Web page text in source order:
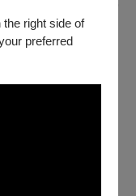
the right side of
preferred
最高榮譽的「高松宮
，曾與亞青演出過
奧利華拉、林昭
亦包括柯密肖納、
辦人梅紐音及龐信
接任首席指揮。
總監 賈德·比格米
格米尼